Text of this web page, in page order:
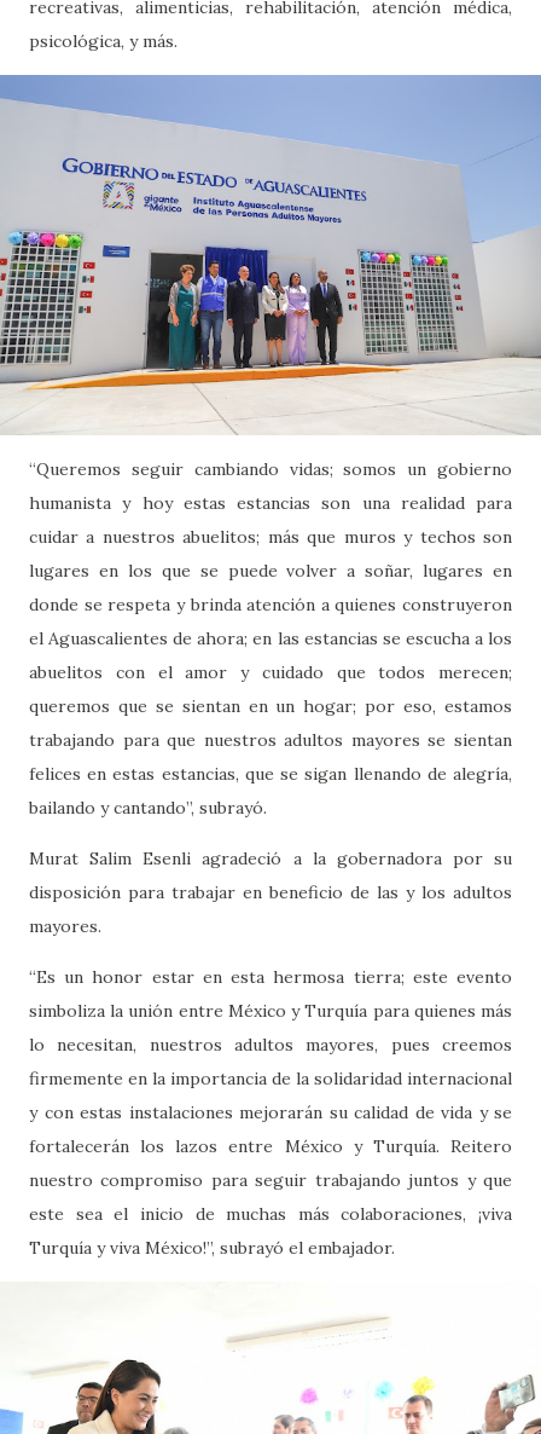
recreativas, alimenticias, rehabilitación, atención médica,
psicológica, y más.
“Queremos seguir cambiando vidas; somos un gobierno
humanista y hoy estas estancias son una realidad para
cuidar a nuestros abuelitos; más que muros y techos son
lugares en los que se puede volver a soñar, lugares en
donde se respeta y brinda atención a quienes construyeron
el Aguascalientes de ahora; en las estancias se escucha a los
abuelitos con el amor y cuidado que todos merecen;
queremos que se sientan en un hogar; por eso, estamos
trabajando para que nuestros adultos mayores se sientan
felices en estas estancias, que se sigan llenando de alegría,
bailando y cantando”, subrayó.
Murat Salim Esenli agradeció a la gobernadora por su
disposición para trabajar en beneficio de las y los adultos
mayores.
“Es un honor estar en esta hermosa tierra; este evento
simboliza la unión entre México y Turquía para quienes más
lo necesitan, nuestros adultos mayores, pues creemos
firmemente en la importancia de la solidaridad internacional
y con estas instalaciones mejorarán su calidad de vida y se
fortalecerán los lazos entre México y Turquía. Reitero
nuestro compromiso para seguir trabajando juntos y que
este sea el inicio de muchas más colaboraciones, ¡viva
Turquía y viva México!”, subrayó el embajador.